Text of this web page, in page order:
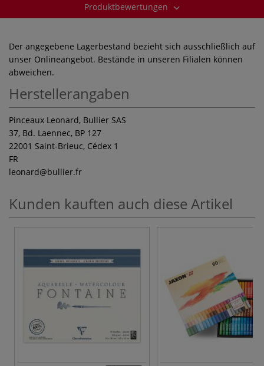
Produktbewertungen
Der angegebene Lagerbestand bezieht sich ausschließlich auf
unser Onlineangebot. Bestände in unseren Filialen können
abweichen.
Herstellerangaben
Pinceaux Leonard, Bullier SAS
37, Bd. Laennec, BP 127
22001 Saint-Brieuc, Cédex 1
FR
leonard@bullier.fr
Kunden kauften auch diese Artikel